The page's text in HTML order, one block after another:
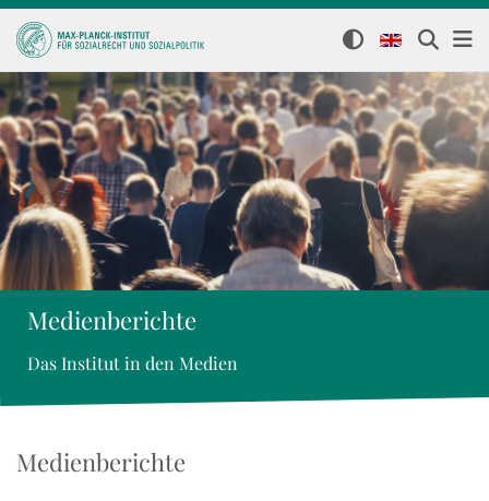
Medienberichte
Das Institut in den Medien
Medienberichte